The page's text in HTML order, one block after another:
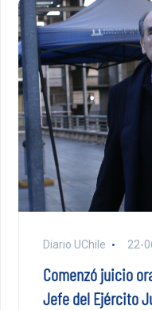
Diario UChile 22-
Comenzó juicio
Jefe del Ejército